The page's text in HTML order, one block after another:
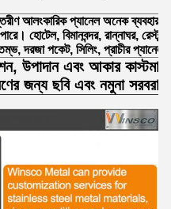
আলংকারিক প্যানেল অনেক ব্যবহার
হোটেল, বিমানবন্দর, রান্নাঘর,
দরজা পকেট, সিলিং, প্রাচীর
উপাদান এবং আকার
জন্য ছবি এবং নমুনা